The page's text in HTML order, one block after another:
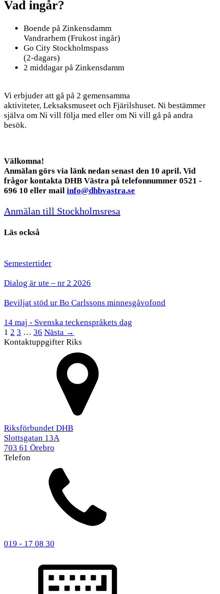
Vad ingår?
Boende på Zinkensdamm
Vandrarhem (Frukost ingår)
Go City Stockholmspass
(2-dagars)
2 middagar på Zinkensdamm
Vi erbjuder att gå på 2 gemensamma
aktiviteter, Leksaksmuseet och Fjärilshuset. Ni bestämmer
själva om Ni vill följa med eller om Ni vill gå på andra
besök.
Välkomna!
Anmälan görs via länk nedan senast den 10 april. Vid
frågor kontakta DHB Västra på telefonnummer 0521 -
696 10 eller mail info@dhbvastra.se
Anmälan till Stockholmsresa
Läs också
Semestertider
Dialog är ute – nr 2 2026
Beviljat stöd ur Bo Carlssons minnesgåvofond
14 maj - Svenska teckenspråkets dag
1 2 3 … 36 Nästa →
Kontaktuppgifter Riks
Riksförbundet DHB
Slottsgatan 13A
703 61 Örebro
Telefon
019 - 17 08 30